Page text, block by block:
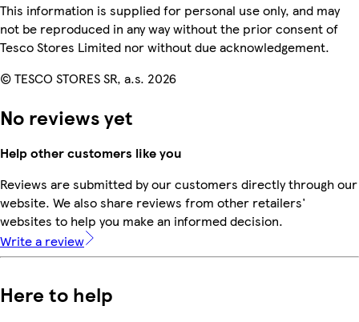
This information is supplied for personal use only, and may
not be reproduced in any way without the prior consent of
Tesco Stores Limited nor without due acknowledgement.
© TESCO STORES SR, a.s. 2026
No reviews yet
Help other customers like you
Reviews are submitted by our customers directly through our
website. We also share reviews from other retailers'
websites to help you make an informed decision.
Write a review
Here to help